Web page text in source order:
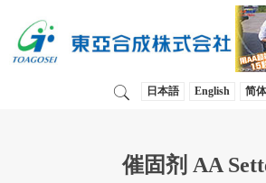
日本語 English 简
催固剂 AA